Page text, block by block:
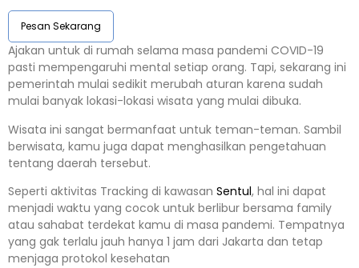
Pesan Sekarang
Ajakan untuk di rumah selama masa pandemi COVID-19
pasti mempengaruhi mental setiap orang. Tapi, sekarang ini
pemerintah mulai sedikit merubah aturan karena sudah
mulai banyak lokasi-lokasi wisata yang mulai dibuka.
Wisata ini sangat bermanfaat untuk teman-teman. Sambil
berwisata, kamu juga dapat menghasilkan pengetahuan
tentang daerah tersebut.
Seperti aktivitas Tracking di kawasan Sentul, hal ini dapat
menjadi waktu yang cocok untuk berlibur bersama family
atau sahabat terdekat kamu di masa pandemi. Tempatnya
yang gak terlalu jauh hanya 1 jam dari Jakarta dan tetap
menjaga protokol kesehatan